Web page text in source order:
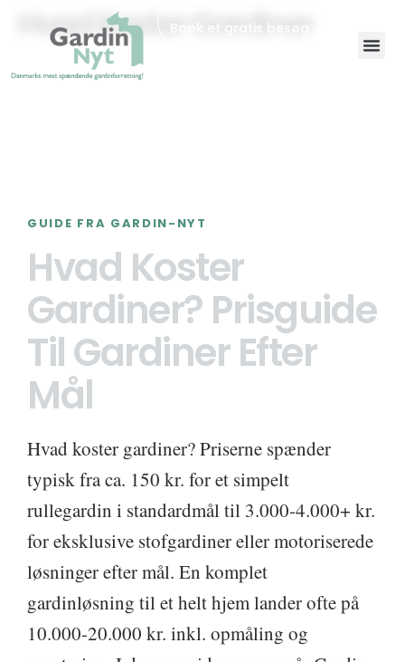
Book et gratis besøg
Hvad Koster Gardiner
GUIDE FRA GARDIN-NYT
Hvad Koster
Gardiner? Prisguide
Til Gardiner Efter
Mål
Hvad koster gardiner? Priserne spænder
typisk fra ca. 150 kr. for et simpelt
rullegardin i standardmål til 3.000-4.000+ kr.
for eksklusive stofgardiner eller motoriserede
løsninger efter mål. En komplet
gardinløsning til et helt hjem lander ofte på
10.000-20.000 kr. inkl. opmåling og